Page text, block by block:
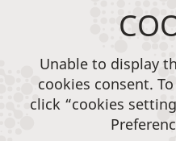
Unable to display
cookies consent.
click “cookies